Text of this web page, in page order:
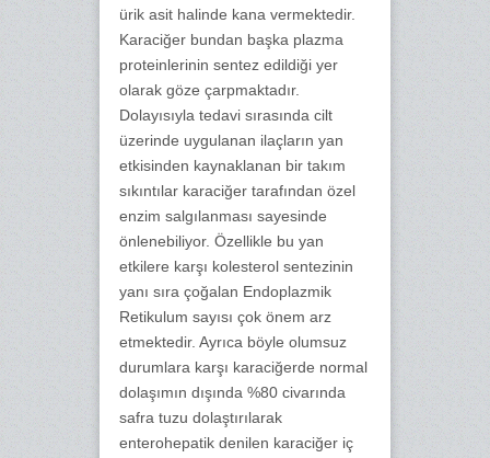
ürik asit halinde kana vermektedir.
Karaciğer bundan başka plazma
proteinlerinin sentez edildiği yer
olarak göze çarpmaktadır.
Dolayısıyla tedavi sırasında cilt
üzerinde uygulanan ilaçların yan
etkisinden kaynaklanan bir takım
sıkıntılar karaciğer tarafından özel
enzim salgılanması sayesinde
önlenebiliyor. Özellikle bu yan
etkilere karşı kolesterol sentezinin
yanı sıra çoğalan Endoplazmik
Retikulum sayısı çok önem arz
etmektedir. Ayrıca böyle olumsuz
durumlara karşı karaciğerde normal
dolaşımın dışında %80 civarında
safra tuzu dolaştırılarak
enterohepatik denilen karaciğer iç